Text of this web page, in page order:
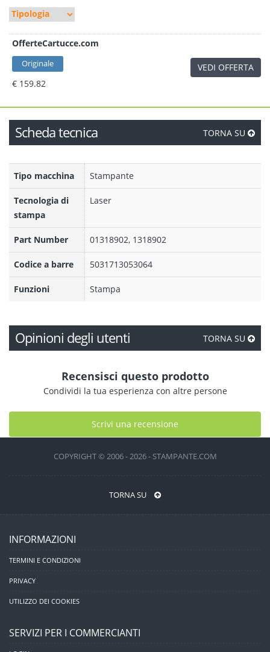
OfferteCartucce.com
Originale
€ 159.82
VEDI OFFERTA
Scheda tecnica TORNA SU
Tipo macchina Stampante
Tecnologia di
stampa
Laser
Part Number 01318902, 1318902
Codice a barre 5031713053064
Funzioni Stampa
Opinioni degli utenti TORNA SU
Recensisci questo prodotto
Condividi la tua esperienza con altre persone
Scrivi una recensione
COPYRIGHT © 2006 - 2026 - STAMPANTE.COM
TORNA SU
INFORMAZIONI
TERMINI E CONDIZIONI
PRIVACY
UTILIZZO DEI COOKIES
SERVIZI PER I COMMERCIANTI